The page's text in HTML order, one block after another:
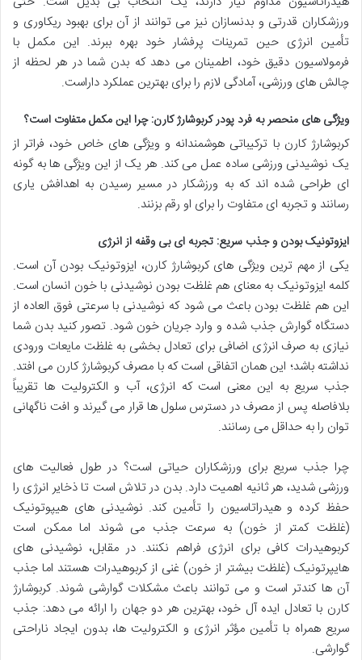
ورزشکاران قدرتی و بدنسازان نیز می توانند از آن برای بهبود ریکاوری و
تأمین انرژی حین تمرینات پرفشار خود بهره ببرند. این مکمل با
فرمولاسیون دقیق خود، اطمینان می دهد که بدن شما در هر لحظه از
چالش های ورزشی، آمادگی لازم را برای بهترین عملکرد داراست.
ویژگی های منحصر به فرد پودر کربوشارژ کارن: چرا این مکمل متفاوت است؟
کربوشارژ کارن با ترکیباتی هوشمندانه و ویژگی های خاص خود، فراتر از
یک نوشیدنی ورزشی ساده عمل می کند. هر یک از این ویژگی ها به گونه
ای طراحی شده اند که به ورزشکار در مسیر رسیدن به اهدافش یاری
رسانند و تجربه ای متفاوت را برای او رقم بزنند.
ایزوتونیک بودن و جذب سریع: تجربه ای بی وقفه از انرژی
یکی از مهم ترین ویژگی های کربوشارژ کارن، ایزوتونیک بودن آن است.
کلمه ایزوتونیک به معنای هم غلظت بودن نوشیدنی با خون انسان است.
این هم غلظت بودن باعث می شود که نوشیدنی با سرعتی فوق العاده از
دستگاه گوارش جذب شده و وارد جریان خون شود. تصور کنید بدن شما
نیازی به صرف انرژی اضافی برای تعادل بخشی به غلظت مایعات ورودی
نداشته باشد؛ این همان اتفاقی است که با مصرف کربوشارژ کارن می افتد.
جذب سریع به این معنی است که انرژی، آب و الکترولیت ها تقریباً
بلافاصله پس از مصرف در دسترس سلول ها قرار می گیرند و افت ناگهانی
توان را به حداقل می رسانند.
چرا جذب سریع برای ورزشکاران حیاتی است؟ در طول فعالیت های
ورزشی شدید، هر ثانیه اهمیت دارد. بدن در تلاش است تا ذخایر انرژی را
حفظ کرده و هیدراتاسیون را تأمین کند. نوشیدنی های هیپوتونیک
(غلظت کمتر از خون) به سرعت جذب می شوند اما ممکن است
کربوهیدرات کافی برای انرژی فراهم نکنند. در مقابل، نوشیدنی های
هایپرتونیک (غلظت بیشتر از خون) غنی از کربوهیدرات هستند اما جذب
آن ها کندتر است و می توانند باعث مشکلات گوارشی شوند. کربوشارژ
کارن با تعادل ایده آل خود، بهترین هر دو جهان را ارائه می دهد: جذب
سریع همراه با تأمین مؤثر انرژی و الکترولیت ها، بدون ایجاد ناراحتی
گوارشی.